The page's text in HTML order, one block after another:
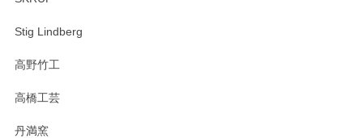
Stig Lindberg
高野竹工
高橋工芸
丹満窯